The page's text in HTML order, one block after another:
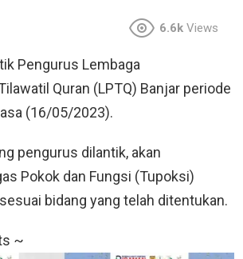
6.6k Views
Pengurus Lembaga
Quran (LPTQ) Banjar periode
(16/05/2023).
pengurus dilantik, akan
Pokok dan Fungsi (Tupoksi)
bidang yang telah ditentukan.
~